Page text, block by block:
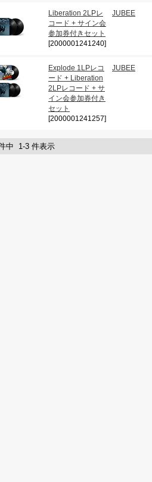
Liberation 2LPレ
コード + サイン会
参加券付きセット
[2000001241240]
JUBEE
Explode 1LPレコ
ード + Liberation
2LPレコード + サ
イン会参加券付き
セット
[2000001241257]
JUBEE
中 1-3 件表示